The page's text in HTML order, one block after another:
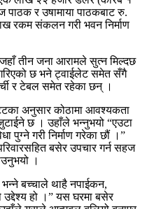
र उषामाया पाठकबाट रु.
रकम संकलन गरी भवन निर्माण
तीन जना आरामले सुत्न मिल्दछ
छ भने ट्वाईलेट समेत सँगै
र टेबल समेत रहेका छन् ।
अनुसार कोठामा आवश्यकता
छ । उहाँले भन्नुभयो “एउटा
पुग्ने गरी निर्माण गरेका छौं ।”
बसेर उपचार गर्न सहज
।
भन्ने बच्चाले थाहै नपाईकन,
हो ।” यस घरमा बसेर